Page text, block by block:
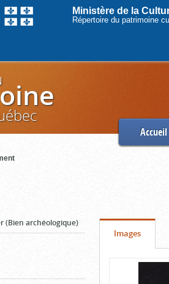
Ministère de la
Répertoire du patrimoine
Accueil
(Bien archéologique)
Onglet
Images(cliquer
pour
Contenu